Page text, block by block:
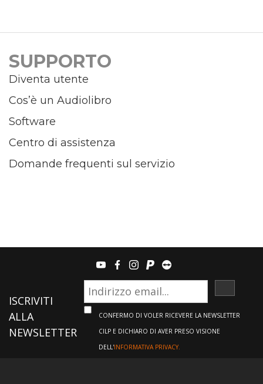
SUPPORTO
Diventa utente
Cos’è un Audiolibro
Software
Centro di assistenza
Domande frequenti sul servizio
youtubefacebook
instagram
paypalteamviewer
ISCRIVITI
ALLA
NEWSLETTER
CONFERMO DI VOLER RICEVERE LA NEWSLETTER
CILP E DICHIARO DI AVER PRESO VISIONE
DELL'INFORMATIVA PRIVACY.